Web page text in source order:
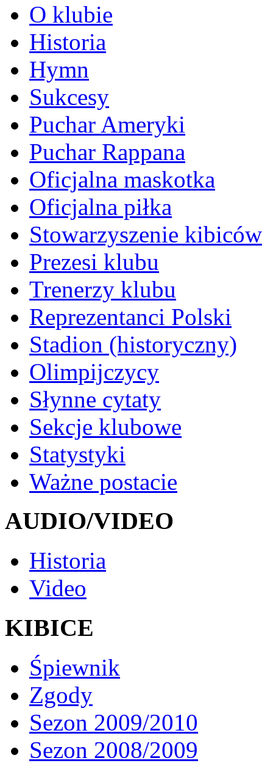
O klubie
Historia
Hymn
Sukcesy
Puchar Ameryki
Puchar Rappana
Oficjalna maskotka
Oficjalna piłka
Stowarzyszenie kibiców
Prezesi klubu
Trenerzy klubu
Reprezentanci Polski
Stadion (historyczny)
Olimpijczycy
Słynne cytaty
Sekcje klubowe
Statystyki
Ważne postacie
AUDIO/VIDEO
Historia
Video
KIBICE
Śpiewnik
Zgody
Sezon 2009/2010
Sezon 2008/2009